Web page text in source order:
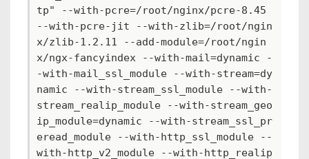
tp" --with-pcre=/root/nginx/pcre-8.45
--with-pcre-jit --with-zlib=/root/ngin
x/zlib-1.2.11 --add-module=/root/ngin
x/ngx-fancyindex --with-mail=dynamic -
-with-mail_ssl_module --with-stream=dy
namic --with-stream_ssl_module --with-
stream_realip_module --with-stream_geo
ip_module=dynamic --with-stream_ssl_pr
eread_module --with-http_ssl_module --
with-http_v2_module --with-http_realip